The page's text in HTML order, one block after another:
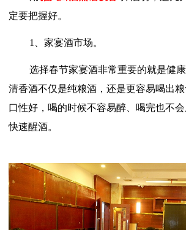
定要把握好。
1、家宴酒市场。
选择春节家宴酒非常重要的就是健
清香酒不仅是纯粮酒，还是更容易喝出
口性好，喝的时候不容易醉、喝完也不
快速醒酒。